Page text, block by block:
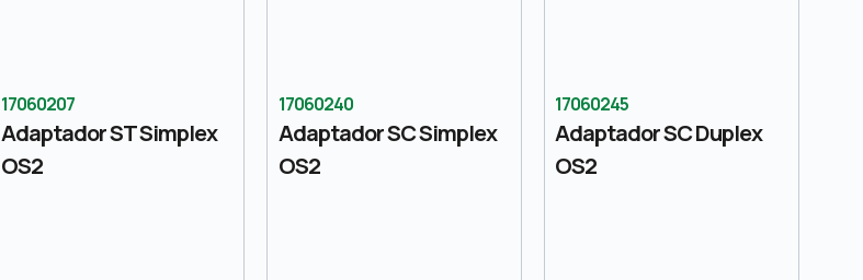
17060207
Adaptador ST Simplex
OS2
17060240
Adaptador SC Simplex
OS2
17060245
Adaptador SC Duplex
OS2